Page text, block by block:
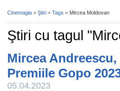
Ştiri cu tagul
Mircea
Premiile Gopo
05.04.2023
Cinemagia > Ştiri > Tags > Mircea Moldovan